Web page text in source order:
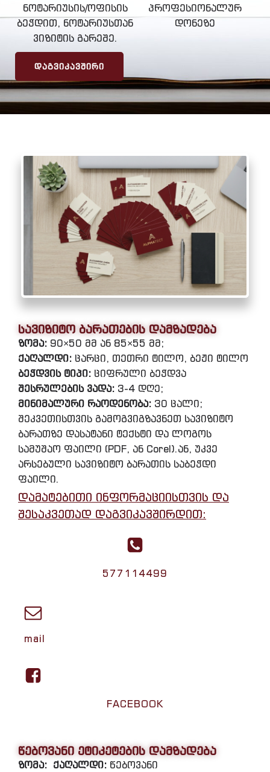
ნოტარიუსის/ოფისის
ბეჭდით, ნოტარიუსთან
ვიზიტის გარეშე.
ᲓᲐᲒᲕᲘᲙᲐᲕᲨᲘᲠᲘ
პროფესიონალურ
დონეზე
სავიზიტო ბარათების დამზადება
ზომა: 90×50 მმ ან 85×55 მმ;
ქაღალდი: ცარცი, თეთრი ტილო, ბეჟი ტილო
ბეჭდვის ტიპი: ციფრული ბეჭდვა
შესრულების ვადა: 3-4 დღე;
მინიმალური რაოდენობა: 30 ცალი;
შეკვეთისთვის გამოგვიგზავნეთ სავიზიტო
ბარათზე დასატანი ტექსტი და ლოგოს
სამუშაო ფაილი (PDF, ან Corel).ან, უკვე
არსებული სავიზიტო ბარათის საბეჭდი
ფაილი.
დამატებითი ინფორმაციისთვის და
შესაკვეთად დაგვიკავშირდით:
577114499
mail
FACEBOOK
წებოვანი ეტიკეტების დამზადება
ზომა: ქაღალდი: წებოვანი